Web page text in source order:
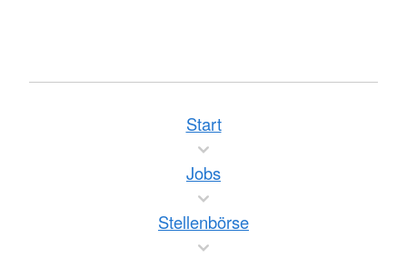
Start
Jobs
Stellenbörse